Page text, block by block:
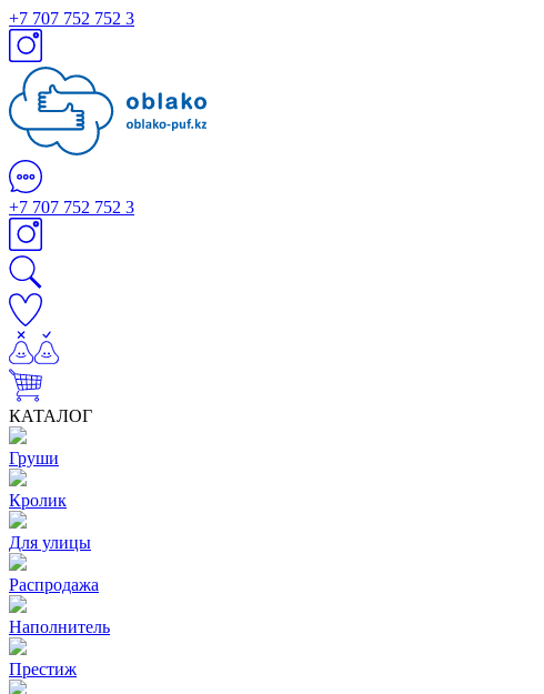
+7 707 752 752 3
+7 707 752 752 3
КАТАЛОГ
Груши
Кролик
Для улицы
Распродажа
Наполнитель
Престиж